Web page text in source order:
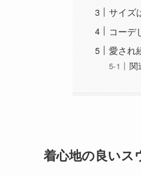
サイズ
コーデ
愛され
関
着心地の良いス